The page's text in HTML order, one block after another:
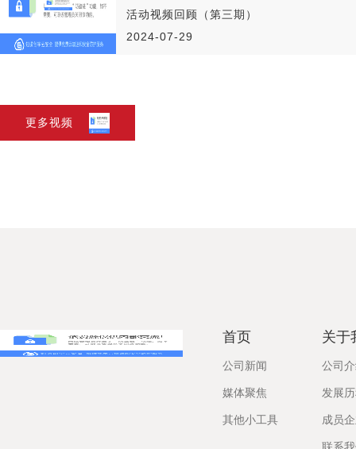
活动视频回顾（第三期）
2024-07-29
更多视频
首页
公司新闻
媒体聚焦
其他小工具
关于
公司
发展
成员
联系